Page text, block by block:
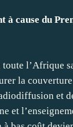
à cause du
l’Afrique
la
et
et